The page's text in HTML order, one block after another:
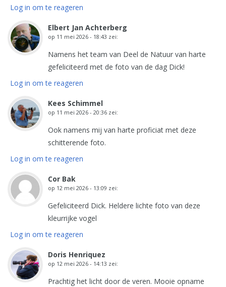
Log in om te reageren
Elbert Jan Achterberg
op 11 mei 2026 - 18:43 zei:
Namens het team van Deel de Natuur van harte
gefeliciteerd met de foto van de dag Dick!
Log in om te reageren
Kees Schimmel
op 11 mei 2026 - 20:36 zei:
Ook namens mij van harte proficiat met deze
schitterende foto.
Log in om te reageren
Cor Bak
op 12 mei 2026 - 13:09 zei:
Gefeliciteerd Dick. Heldere lichte foto van deze
kleurrijke vogel
Log in om te reageren
Doris Henriquez
op 12 mei 2026 - 14:13 zei:
Prachtig het licht door de veren. Mooie opname